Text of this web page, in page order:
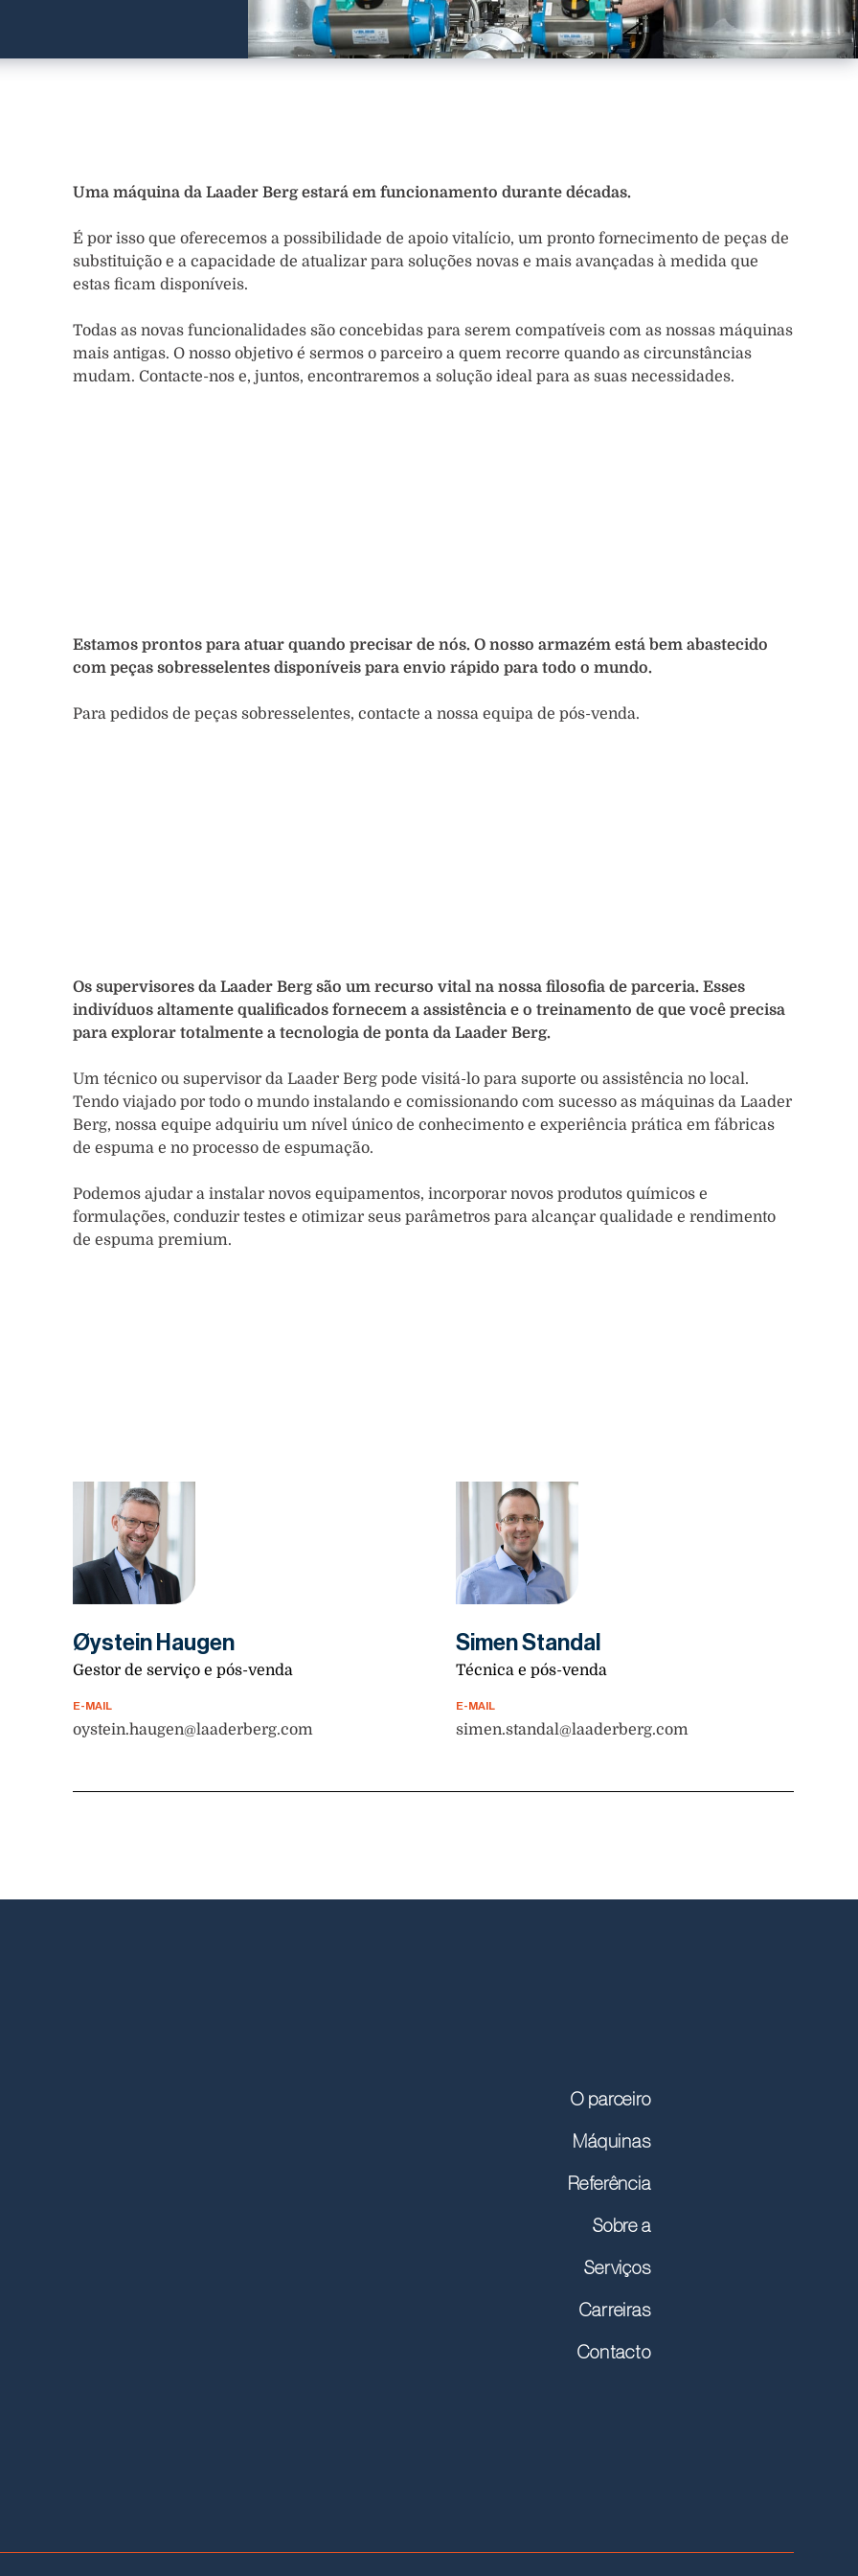
Uma máquina da Laader Berg estará em funcionamento durante décadas.
É por isso que oferecemos a possibilidade de apoio vitalício, um pronto fornecimento de peças de
substituição e a capacidade de atualizar para soluções novas e mais avançadas à medida que
estas ficam disponíveis.
Todas as novas funcionalidades são concebidas para serem compatíveis com as nossas máquinas
mais antigas. O nosso objetivo é sermos o parceiro a quem recorre quando as circunstâncias
mudam. Contacte-nos e, juntos, encontraremos a solução ideal para as suas necessidades.
Estamos prontos para atuar quando precisar de nós. O nosso armazém está bem abastecido
com peças sobresselentes disponíveis para envio rápido para todo o mundo.
Para pedidos de peças sobresselentes, contacte a nossa equipa de pós-venda.
Os supervisores da Laader Berg são um recurso vital na nossa filosofia de parceria. Esses
indivíduos altamente qualificados fornecem a assistência e o treinamento de que você precisa
para explorar totalmente a tecnologia de ponta da Laader Berg.
Um técnico ou supervisor da Laader Berg pode visitá-lo para suporte ou assistência no local.
Tendo viajado por todo o mundo instalando e comissionando com sucesso as máquinas da Laader
Berg, nossa equipe adquiriu um nível único de conhecimento e experiência prática em fábricas
de espuma e no processo de espumação.
Podemos ajudar a instalar novos equipamentos, incorporar novos produtos químicos e
formulações, conduzir testes e otimizar seus parâmetros para alcançar qualidade e rendimento
de espuma premium.
Øystein Haugen
Gestor de serviço e pós-venda
E-MAIL
oystein.haugen@laaderberg.com
Simen Standal
Técnica e pós-venda
E-MAIL
simen.standal@laaderberg.com
O parceiro
Máquinas
Referência
Sobre a
Serviços
Carreiras
Contacto